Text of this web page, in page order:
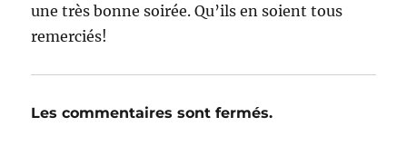
une très bonne soirée. Qu’ils en soient tous
remerciés!
Les commentaires sont fermés.